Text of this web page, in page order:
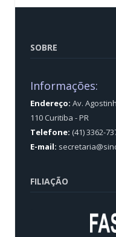
SOBRE
Informações:
Endereço: Av.
110 Curitiba - PR
Telefone: (41) 3362-
E-mail:
FILIAÇÃO